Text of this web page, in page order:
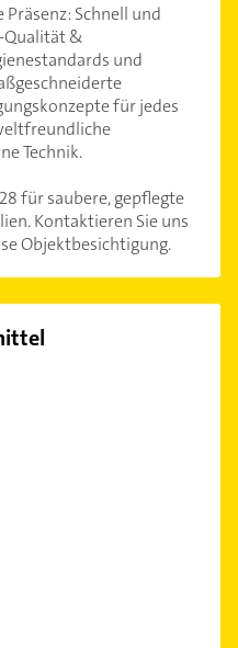
Schnell und
Qualität &
und
für jedes
Technik.
für saubere, gepflegte
Kontaktieren Sie uns
Objektbesichtigung.